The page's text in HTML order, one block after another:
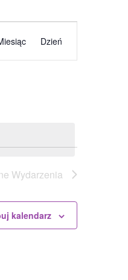
Widoki
Dzień
Wydarzenia
kalendarz